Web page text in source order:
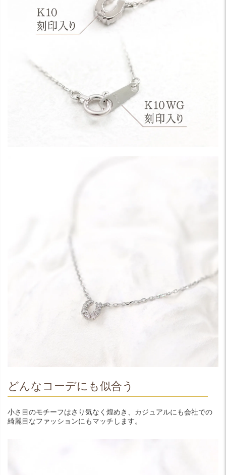
どんなコーデにも似合う
小さ目のモチーフはさり気なく煌めき、カジュアルにも会社での
綺麗目なファッションにもマッチします。